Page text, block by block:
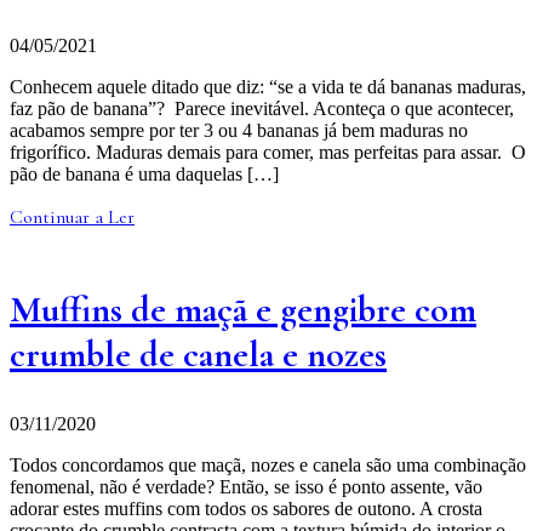
04/05/2021
Conhecem aquele ditado que diz: “se a vida te dá bananas maduras,
faz pão de banana”? Parece inevitável. Aconteça o que acontecer,
acabamos sempre por ter 3 ou 4 bananas já bem maduras no
frigorífico. Maduras demais para comer, mas perfeitas para assar. O
pão de banana é uma daquelas […]
Continuar a Ler
Muffins de maçã e gengibre com
crumble de canela e nozes
03/11/2020
Todos concordamos que maçã, nozes e canela são uma combinação
fenomenal, não é verdade? Então, se isso é ponto assente, vão
adorar estes muffins com todos os sabores de outono. A crosta